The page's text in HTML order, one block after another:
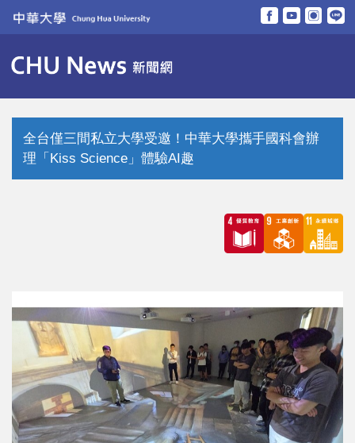
跳
要
內
全台僅三間私立大學受邀！中華大學攜手國科會辦
理「Kiss Science」體驗AI趣